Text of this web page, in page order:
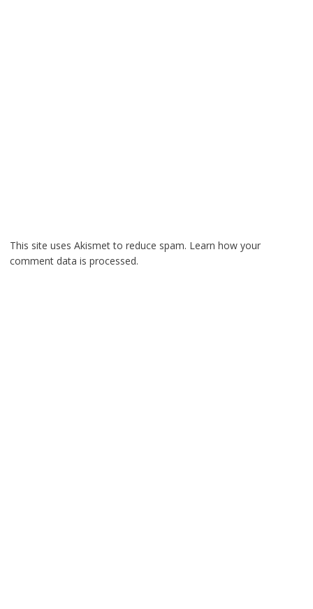
This site uses Akismet to reduce spam. Learn how your
comment data is processed.